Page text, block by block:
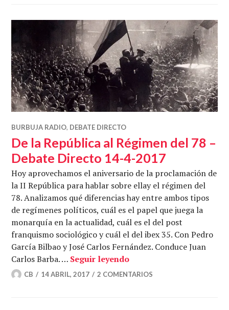
BURBUJA RADIO, DEBATE DIRECTO
De la República al Régimen del 78 –
Debate Directo 14-4-2017
Hoy aprovechamos el aniversario de la proclamación de
la II República para hablar sobre ellay el régimen del
78. Analizamos qué diferencias hay entre ambos tipos
de regímenes políticos, cuál es el papel que juega la
monarquía en la actualidad, cuál es el del post
franquismo sociológico y cuál el del ibex 35. Con Pedro
García Bilbao y José Carlos Fernández. Conduce Juan
Carlos Barba. … Seguir leyendoDe la República al
CB 14 ABRIL, 2017 2 COMENTARIOS